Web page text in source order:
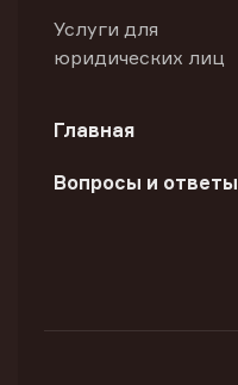
Услуги для
юридических лиц
Главная
Вопросы и ответы